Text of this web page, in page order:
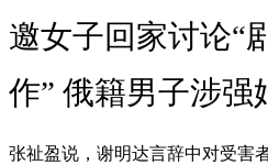
邀女子回家讨论“
作” 俄籍男子涉强
张祉盈说，谢明达言辞中对受害